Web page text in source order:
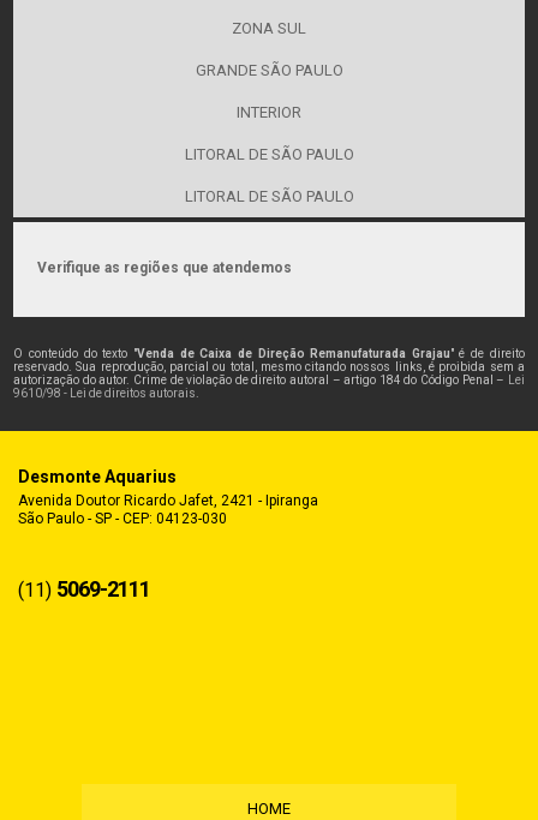
ZONA SUL
GRANDE SÃO PAULO
INTERIOR
LITORAL DE SÃO PAULO
LITORAL DE SÃO PAULO
Verifique as regiões que atendemos
O conteúdo do texto "Venda de Caixa de Direção Remanufaturada Grajau" é de direito
reservado. Sua reprodução, parcial ou total, mesmo citando nossos links, é proibida sem a
autorização do autor. Crime de violação de direito autoral – artigo 184 do Código Penal –
Lei
9610/98 - Lei de direitos autorais
Desmonte Aquarius
Avenida Doutor Ricardo Jafet, 2421 - Ipiranga
São Paulo - SP - CEP: 04123-030
(11) 5069-2111
HOME